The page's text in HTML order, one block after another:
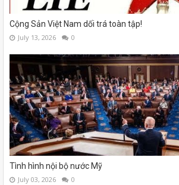
Cộng Sản Việt Nam dối trá toàn tập!
July 13, 2026 0
Tình hình nội bộ nước Mỹ
July 03, 2026 0